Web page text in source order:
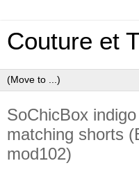
Couture et
SoChicBox
matching shorts
mod102)